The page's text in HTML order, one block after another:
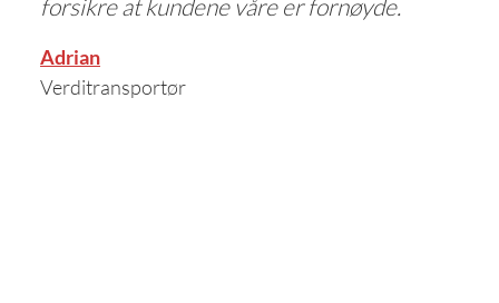
forsikre at kundene våre er fornøyde.
Adrian
Verditransportør